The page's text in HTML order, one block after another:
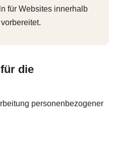
für Websites innerhalb
die
personenbezogener